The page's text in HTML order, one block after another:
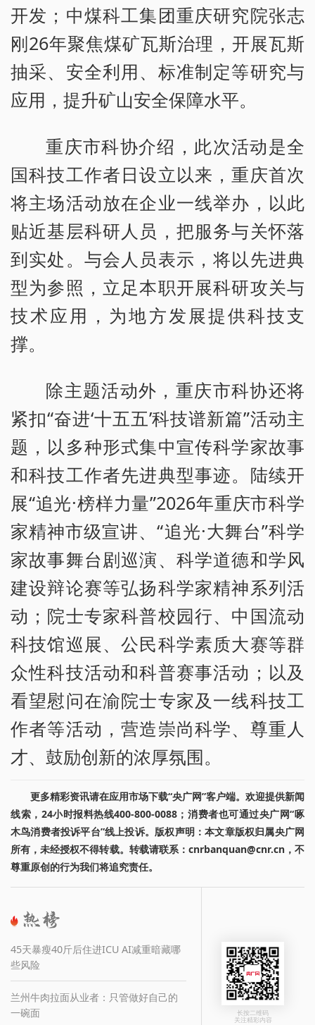
开发；中煤科工集团重庆研究院张志
刚26年聚焦煤矿瓦斯治理，开展瓦斯
抽采、安全利用、标准制定等研究与
应用，提升矿山安全保障水平。
重庆市科协介绍，此次活动是全
国科技工作者日设立以来，重庆首次
将主场活动放在企业一线举办，以此
贴近基层科研人员，把服务与关怀落
到实处。与会人员表示，将以先进典
型为参照，立足本职开展科研攻关与
技术应用，为地方发展提供科技支
撑。
除主题活动外，重庆市科协还将
紧扣“奋进‘十五五’科技谱新篇”活动主
题，以多种形式集中宣传科学家故事
和科技工作者先进典型事迹。陆续开
展“追光·榜样力量”2026年重庆市科学
家精神市级宣讲、“追光·大舞台”科学
家故事舞台剧巡演、科学道德和学风
建设辩论赛等弘扬科学家精神系列活
动；院士专家科普校园行、中国流动
科技馆巡展、公民科学素质大赛等群
众性科技活动和科普赛事活动；以及
看望慰问在渝院士专家及一线科技工
作者等活动，营造崇尚科学、尊重人
才、鼓励创新的浓厚氛围。
更多精彩资讯请在应用市场下载“央广网”客户端。欢迎提供新闻
线索，24小时报料热线400-800-0088；消费者也可通过央广网“啄
木鸟消费者投诉平台”线上投诉。版权声明：本文章版权归属央广网
所有，未经授权不得转载。转载请联系：cnrbanquan@cnr.cn，不
尊重原创的行为我们将追究责任。
45天暴瘦40斤后住进ICU AI减重暗藏哪
些风险
兰州牛肉拉面从业者：只管做好自己的
一碗面
长按二维码
关注精彩内容